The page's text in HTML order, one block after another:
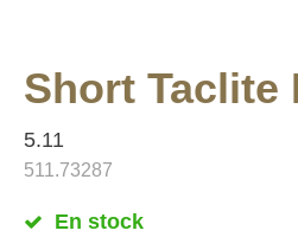
Short Taclite
5.11
511.73287
En stock